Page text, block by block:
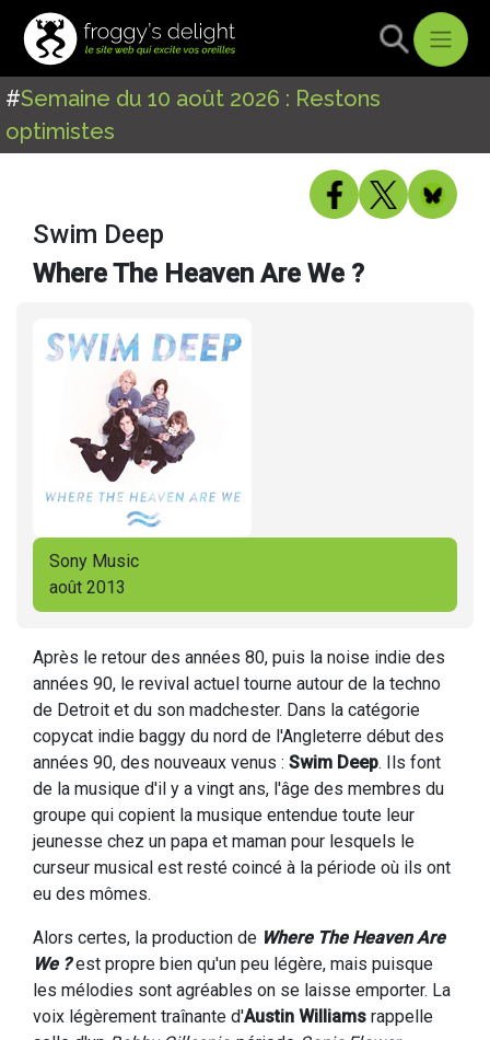
#Semaine du 10 août 2026 : Restons
optimistes
Swim Deep
Where The Heaven Are We ?
Sony Music
août 2013
Après le retour des années 80, puis la noise indie des
années 90, le revival actuel tourne autour de la techno
de Detroit et du son madchester. Dans la catégorie
copycat indie baggy du nord de l'Angleterre début des
années 90, des nouveaux venus : Swim Deep. Ils font
de la musique d'il y a vingt ans, l'âge des membres du
groupe qui copient la musique entendue toute leur
jeunesse chez un papa et maman pour lesquels le
curseur musical est resté coincé à la période où ils ont
eu des mômes.
Alors certes, la production de Where The Heaven Are
We ?est propre bien qu'un peu légère, mais puisque
les mélodies sont agréables on se laisse emporter. La
voix légèrement traînante d'Austin Williams rappelle